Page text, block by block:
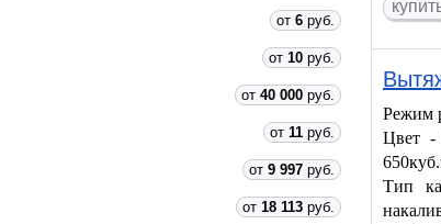
от 6 руб.
от 10 руб.
от 40 000 руб.
от 11 руб.
от 9 997 руб.
от 18 113 руб.
Режим
Цвет -
Тип